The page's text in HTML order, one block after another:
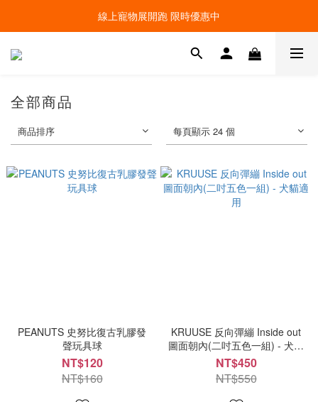
線上寵物展開跑 限時優惠中
線上寵物展開跑 限時優惠中
加入會員，現領100元購物金 ! 立即登入
全部商品
商品排序 每頁顯示 24 個
PEANUTS 史努比復古乳膠發
聲玩具球
NT$120
NT$160
KRUUSE 反向彈繃 Inside out
圖面朝內(二吋五色一組) - 犬貓
適用
NT$450
NT$550